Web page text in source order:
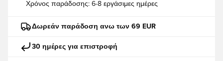
Χρόνος παράδοσης: 6-8 εργάσιμες ημέρες
Δωρεάν παράδοση ανω των 69 EUR
30 ημέρες για επιστροφή